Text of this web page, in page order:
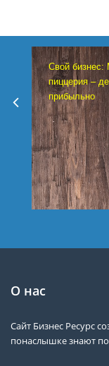
Свой бизнес:
пиццерия –
прибыльно
О нас
Сайт Бизнес Ресурс
понаслышке знают